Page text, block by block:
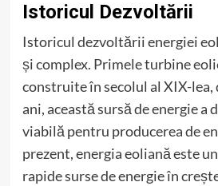
Istoricul Dezvoltării
Istoricul dezvoltării energiei
și complex. Primele turbine
construite în secolul al XIX-
ani, această sursă de energie a
viabilă pentru producerea de
prezent, energia eoliană este
rapide surse de energie în